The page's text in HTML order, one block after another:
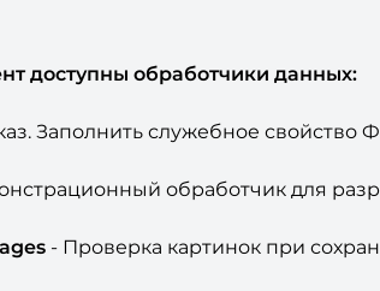
доступны обработчики данных:
Заполнить служебное
обработчик для
- Проверка картинок при